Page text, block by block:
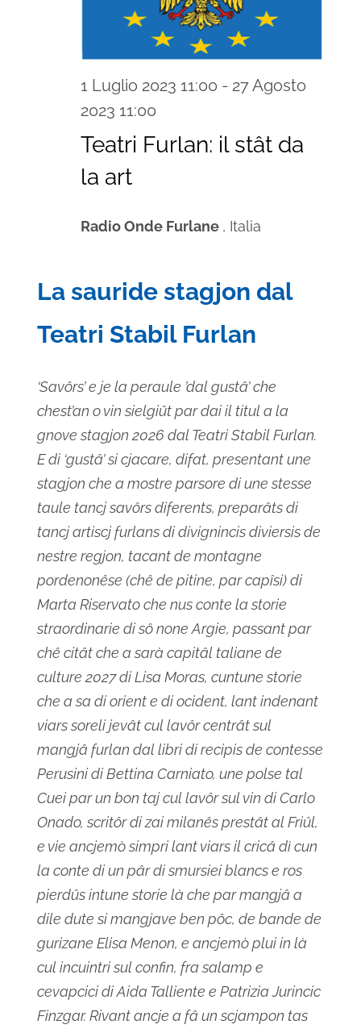
1 Luglio 2023 11:00 - 27 Agosto
2023 11:00
Teatri Furlan: il stât da
la art
Radio Onde Furlane , Italia
La sauride stagjon dal
Teatri Stabil Furlan
‘Savôrs’ e je la peraule ’dal gustâ’ che
chest’an o vin sielgiût par dai il titul a la
gnove stagjon 2026 dal Teatri Stabil Furlan.
E di ‘gustâ’ si cjacare, difat, presentant une
stagjon che a mostre parsore di une stesse
taule tancj savôrs diferents, preparâts di
tancj artiscj furlans di divignincis diviersis de
nestre regjon, tacant de montagne
pordenonêse (chê de pitine, par capîsi) di
Marta Riservato che nus conte la storie
straordinarie di sô none Argie, passant par
chê citât che a sarà capitâl taliane de
culture 2027 di Lisa Moras, cuntune storie
che a sa di orient e di ocident, lant indenant
viars soreli jevât cul lavôr centrât sul
mangjâ furlan dal libri di recipis de contesse
Perusini di Bettina Carniato, une polse tal
Cuei par un bon taj cul lavôr sul vin di Carlo
Onado, scritôr di zai milanês prestât al Friûl,
e vie ancjemò simpri lant viars il cricâ dì cun
la conte di un pâr di smursiei blancs e ros
pierdûs intune storie là che par mangjâ a
dile dute si mangjave ben pôc, de bande de
gurizane Elisa Menon, e ancjemò plui in là
cul incuintri sul confin, fra salamp e
cevapcici di Aida Talliente e Patrizia Jurincic
Finzgar. Rivant ancje a fâ un scjampon tas